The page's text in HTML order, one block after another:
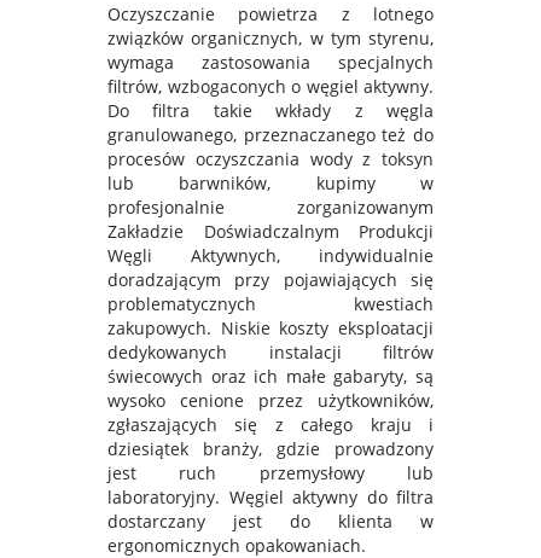
Oczyszczanie powietrza z lotnego
związków organicznych, w tym styrenu,
wymaga zastosowania specjalnych
filtrów, wzbogaconych o węgiel aktywny.
Do filtra takie wkłady z węgla
granulowanego, przeznaczanego też do
procesów oczyszczania wody z toksyn
lub barwników, kupimy w
profesjonalnie zorganizowanym
Zakładzie Doświadczalnym Produkcji
Węgli Aktywnych, indywidualnie
doradzającym przy pojawiających się
problematycznych kwestiach
zakupowych. Niskie koszty eksploatacji
dedykowanych instalacji filtrów
świecowych oraz ich małe gabaryty, są
wysoko cenione przez użytkowników,
zgłaszających się z całego kraju i
dziesiątek branży, gdzie prowadzony
jest ruch przemysłowy lub
laboratoryjny. Węgiel aktywny do filtra
dostarczany jest do klienta w
ergonomicznych opakowaniach.